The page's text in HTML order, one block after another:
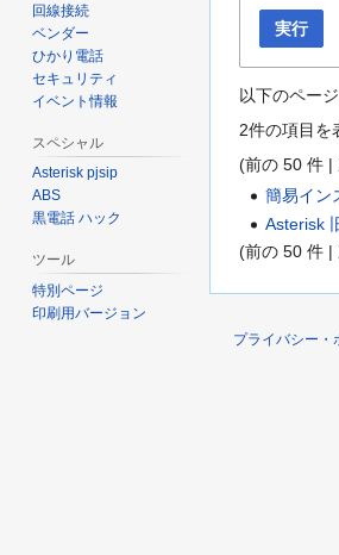
実行
以下のページ
2件の項目を
(前の 50 件 |
簡易イン
Asterisk
(前の 50 件 |
回線接続
ベンダー
ひかり電話
セキュリティ
イベント情報
スペシャル
Asterisk pjsip
ABS
黒電話 ハック
ツール
特別ページ
印刷用バージョン
プライバシー・